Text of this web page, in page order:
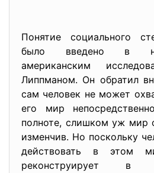
Понятие социального
было введено в
американским
Липпманом. Он обратил
сам человек не может
его мир
полноте, слишком уж мир
изменчив. Но поскольку
действовать в этом
реконструирует в